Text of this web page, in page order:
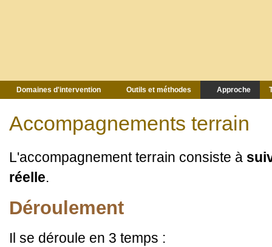
Domaines d'intervention Outils et méthodes Approche
Accompagnements terrain
L'accompagnement terrain consiste à
réelle.
Déroulement
Il se déroule en 3 temps :